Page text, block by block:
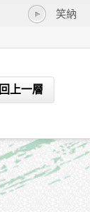
笑納
回上一層